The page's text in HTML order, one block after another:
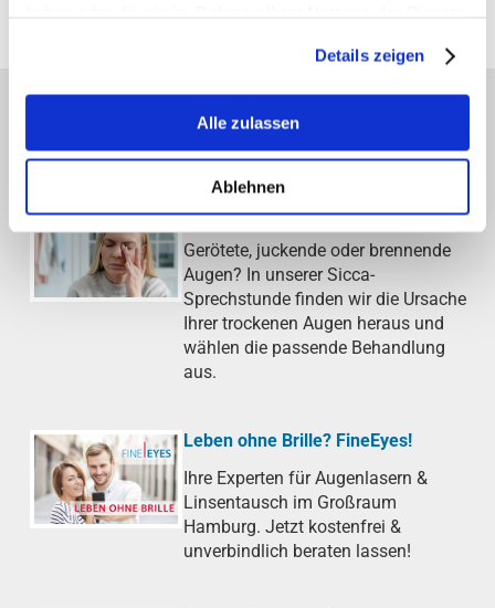
Details zeigen
Alle zulassen
Ablehnen
AKTUELLE THEMEN DER AOB
Trockenes Auge (Sicca-Syndrom)
Gerötete, juckende oder brennende
Augen? In unserer Sicca-
Sprechstunde finden wir die Ursache
Ihrer trockenen Augen heraus und
wählen die passende Behandlung
aus.
Leben ohne Brille? FineEyes!
Ihre Experten für Augenlasern &
Linsentausch im Großraum
Hamburg. Jetzt kostenfrei &
unverbindlich beraten lassen!